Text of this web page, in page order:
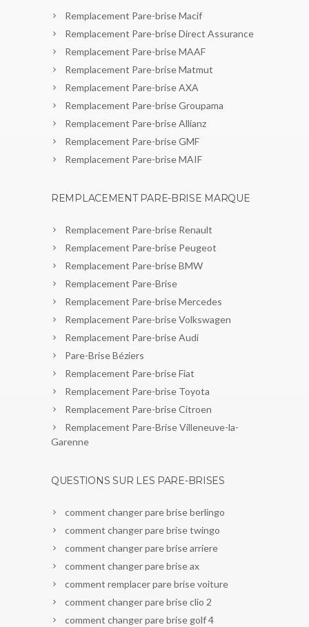
Remplacement Pare-brise Macif
Remplacement Pare-brise Direct Assurance
Remplacement Pare-brise MAAF
Remplacement Pare-brise Matmut
Remplacement Pare-brise AXA
Remplacement Pare-brise Groupama
Remplacement Pare-brise Allianz
Remplacement Pare-brise GMF
Remplacement Pare-brise MAIF
REMPLACEMENT PARE-BRISE MARQUE
Remplacement Pare-brise Renault
Remplacement Pare-brise Peugeot
Remplacement Pare-brise BMW
Remplacement Pare-Brise
Remplacement Pare-brise Mercedes
Remplacement Pare-brise Volkswagen
Remplacement Pare-brise Audi
Pare-Brise Béziers
Remplacement Pare-brise Fiat
Remplacement Pare-brise Toyota
Remplacement Pare-brise Citroen
Remplacement Pare-Brise Villeneuve-la-
Garenne
QUESTIONS SUR LES PARE-BRISES
comment changer pare brise berlingo
comment changer pare brise twingo
comment changer pare brise arriere
comment changer pare brise ax
comment remplacer pare brise voiture
comment changer pare brise clio 2
comment changer pare brise golf 4